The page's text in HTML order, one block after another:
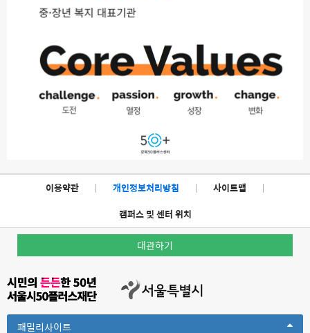
이용약관 | 개인정보처리방침 | 사이트맵
|
캠퍼스 및 센터 위치
대관하기
패밀리사이트Toggle